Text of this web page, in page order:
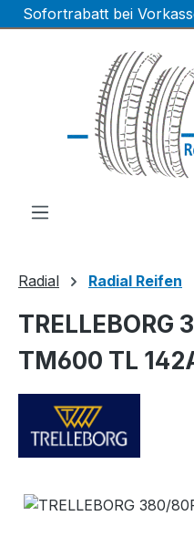
Zum Hauptinhalt springen
Sofortrabatt bei
Radial Radial Reifen
TRELLEBORG
TM600 TL
Bildergalerie